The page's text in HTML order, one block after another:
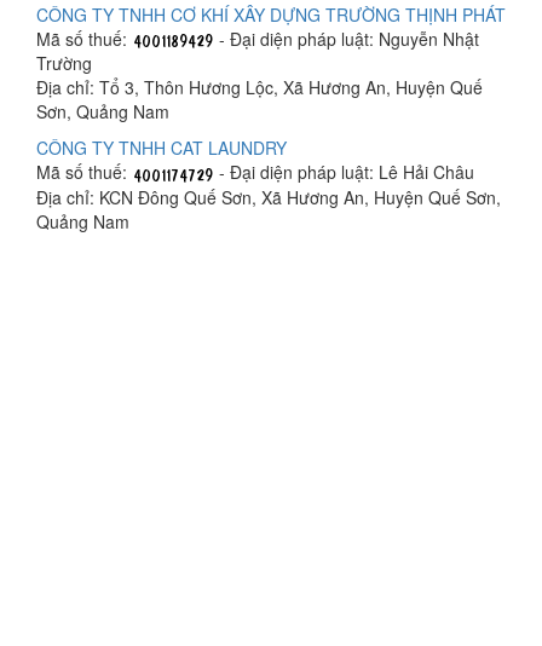
CÔNG TY TNHH CƠ KHÍ XÂY DỰNG TRƯỜNG THỊNH PHÁT
Mã số thuế:
- Đại diện pháp luật: Nguyễn Nhật
Trường
Địa chỉ: Tổ 3, Thôn Hương Lộc, Xã Hương An, Huyện Quế
Sơn, Quảng Nam
CÔNG TY TNHH CAT LAUNDRY
Mã số thuế:
- Đại diện pháp luật: Lê Hải Châu
Địa chỉ: KCN Đông Quế Sơn, Xã Hương An, Huyện Quế Sơn,
Quảng Nam